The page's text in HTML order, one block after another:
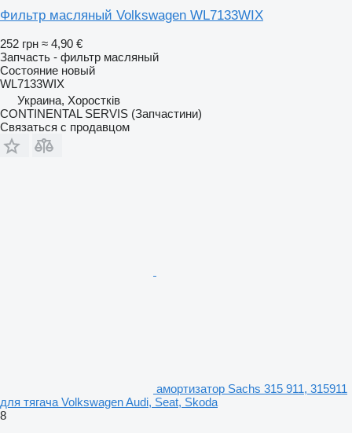
Фильтр масляный Volkswagen WL7133WIX
252 грн ≈ 4,90 €
Запчасть - фильтр масляный
Состояние новый
WL7133WIX
Украина, Хоростків
CONTINENTAL SERVIS (Запчастини)
Связаться с продавцом
амортизатор Sachs 315 911, 315911
для тягача Volkswagen Audi, Seat, Skoda
8